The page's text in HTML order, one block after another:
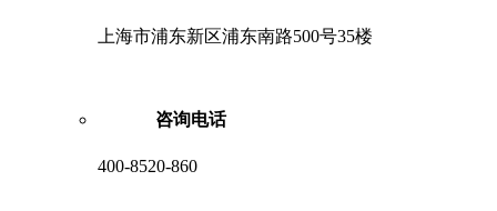
上海市浦东新区浦东南路500号35楼
咨询电话
400-8520-860